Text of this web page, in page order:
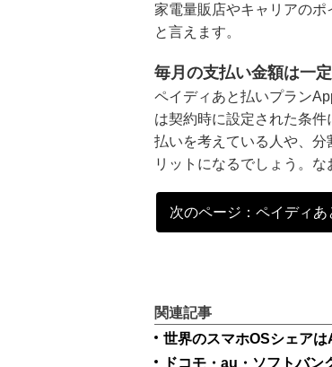
家電量販店やキャリアの
と言えます。
毎月の支払い金額は一
ペイディあと払いプラン
は契約時に設定された条
払いを考えている人や、
リットになるでしょう。
次のページ：ペイディ
関連記事
世界のスマホOSシェア
ドコモ・au・ソフトバ